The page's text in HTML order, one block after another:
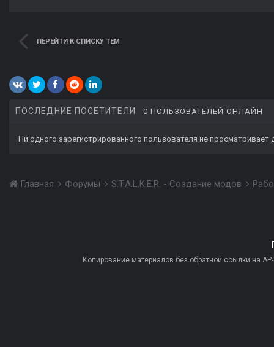
ПЕРЕЙТИ К СПИСКУ ТЕМ
ПОСЛЕДНИЕ ПОСЕТИТЕЛИ 0 ПОЛЬЗОВАТЕЛЕЙ ОНЛАЙН
Ни одного зарегистрированного пользователя не просматривает
Главная Форумы S.T.A.L.K.E.R. - Создание модов
Копирование материалов без обратной ссылки на